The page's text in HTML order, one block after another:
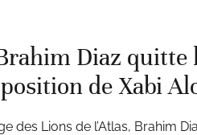
Diaz quitte
de Xabi
des Lions de l’Atlas, Brahim